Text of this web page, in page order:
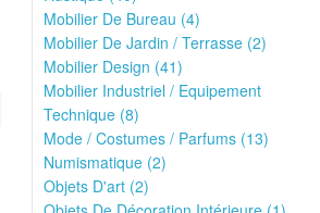
Mobilier De Bureau (4)
Mobilier De Jardin / Terrasse (2)
Mobilier Design (41)
Mobilier Industriel / Equipement
Technique (8)
Mode / Costumes / Parfums (13)
Numismatique (2)
Objets D'art (2)